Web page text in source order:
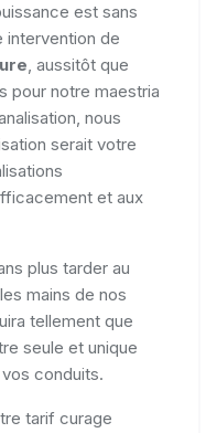
est sans
intervention de
, aussitôt que
pour notre maestria
nous
serait votre
et aux
plus tarder au
mains de nos
tellement que
seule et unique
conduits.
tarif curage